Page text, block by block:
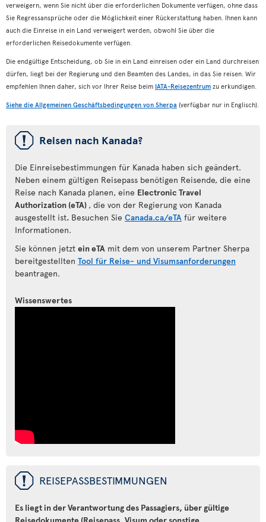
verweigern, wenn Sie nicht über die erforderlichen Dokumente verfügen, ohne dass
Sie Regressansprüche oder die Möglichkeit einer Rückerstattung haben. Ihnen kann
auch die Einreise in ein Land verweigert werden, obwohl Sie über die
erforderlichen Reisedokumente verfügen.
Die endgültige Entscheidung, ob Sie in ein Land einreisen oder ein Land durchreisen
dürfen, liegt bei der Regierung und den Beamten des Landes, in das Sie reisen. Wir
empfehlen Ihnen daher, sich vor Ihrer Reise beim IATA-Reisezentrum zu erkundigen.
Siehe die Allgemeinen Geschäftsbedingungen von Sherpa (verfügbar nur in Englisch).
ü Reisen nach Kanada?
Die Einreisebestimmungen für Kanada haben sich geändert.
Neben einem gültigen Reisepass benötigen Reisende, die eine
Reise nach Kanada planen, eine Electronic Travel
Authorization (eTA) , die von der Regierung von Kanada
ausgestellt ist. Besuchen Sie Canada.ca/eTA für weitere
Informationen.
Sie können jetzt ein eTA mit dem von unserem Partner Sherpa
bereitgestellten Tool für Reise- und Visumsanforderungen
beantragen.
Wissenswertes
ü REISEPASSBESTIMMUNGEN
Es liegt in der Verantwortung des Passagiers, über gültige